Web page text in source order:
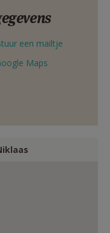
een mailtje
Maps